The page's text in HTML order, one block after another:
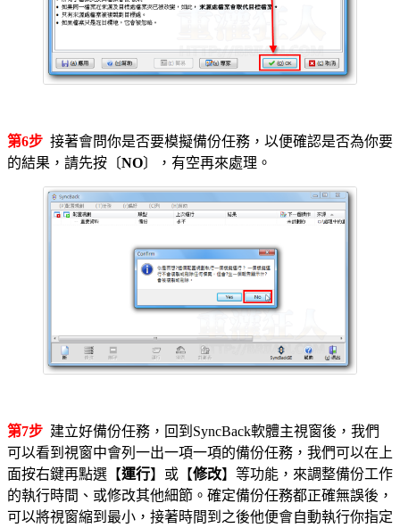
第6步 接著會問你是否要模擬備份任務，以便確認是否為你要
的結果，請先按〔NO〕，有空再來處理。
第7步 建立好備份任務，回到SyncBack軟體主視窗後，我們
可以看到視窗中會列一出一項一項的備份任務，我們可以在上
面按右鍵再點選【運行】或【修改】等功能，來調整備份工作
的執行時間、或修改其他細節。確定備份任務都正確無誤後，
可以將視窗縮到最小，接著時間到之後他便會自動執行你指定